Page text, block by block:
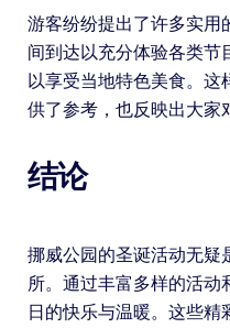
游客纷纷提出了许多实用
间到达以充分体验各类节
以享受当地特色美食。这
供了参考，也反映出大家
结论
挪威公园的圣诞活动无疑
所。通过丰富多样的活动
日的快乐与温暖。这些精